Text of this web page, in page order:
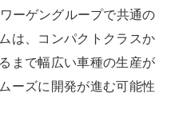
ーゲングループで共通の
は、コンパクトクラスか
まで幅広い車種の生産が
ーズに開発が進む可能性